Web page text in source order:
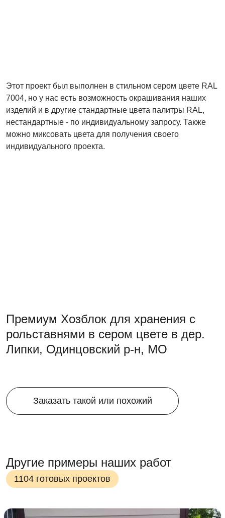
Этот проект был выполнен в стильном сером цвете RAL
7004, но у нас есть возможность окрашивания наших
изделий и в другие стандартные цвета палитры RAL,
нестандартные - по индивидуальному запросу. Также
можно миксовать цвета для получения своего
индивидуального проекта.
Премиум Хозблок для хранения с
рольставнями в сером цвете в дер.
Липки, Одинцовский р-н, МО
Заказать такой или похожий
Другие примеры наших работ
1104 готовых проектов